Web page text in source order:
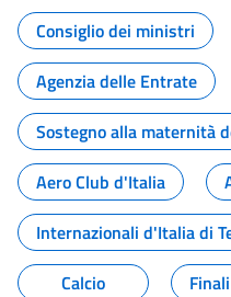
Consiglio dei ministri
Agenzia delle Entrate
Sostegno alla maternità
Aero Club d'Italia
Internazionali d'Italia di
Calcio